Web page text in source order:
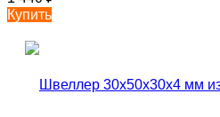
Купить